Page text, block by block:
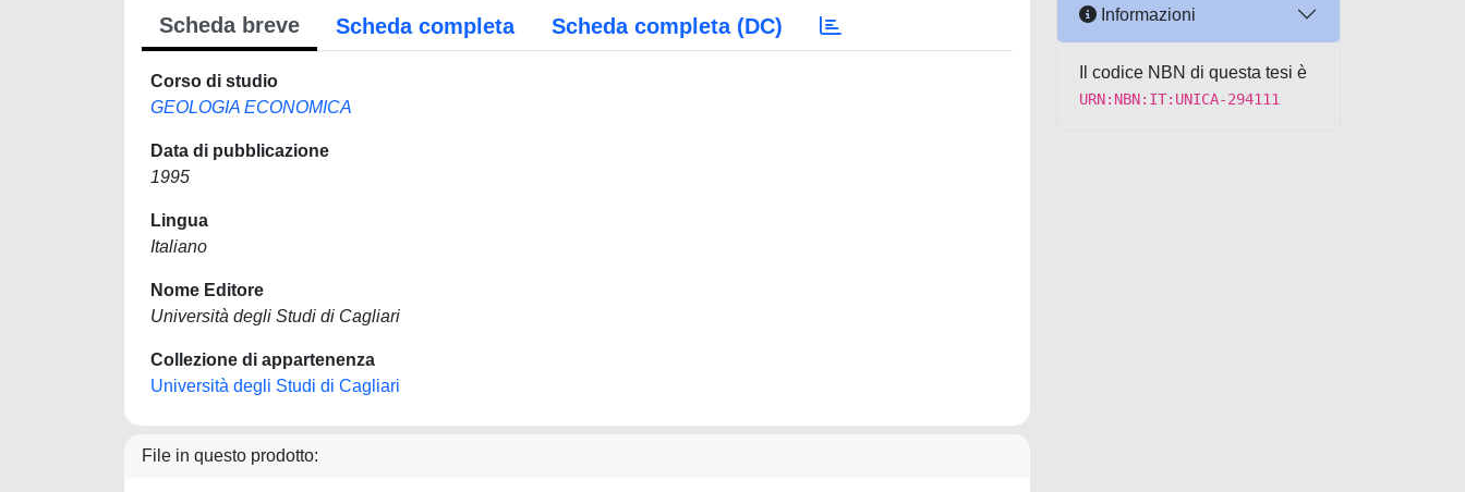
Scheda breve Scheda completa Scheda completa (DC)
Corso di studio
GEOLOGIA ECONOMICA
Data di pubblicazione
1995
Lingua
Italiano
Nome Editore
Università degli Studi di Cagliari
Collezione di appartenenza
Università degli Studi di Cagliari
File in questo prodotto:
Informazioni
Il codice NBN di questa tesi è
URN:NBN:IT:UNICA-294111